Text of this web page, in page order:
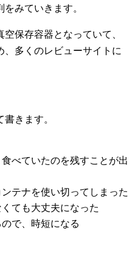
みていきます。
保存容器となっていて、
多くのレビューサイトに
きます。
べていたのを残すことが出
テナを使い切ってしまった
ても大丈夫になった
で、時短になる